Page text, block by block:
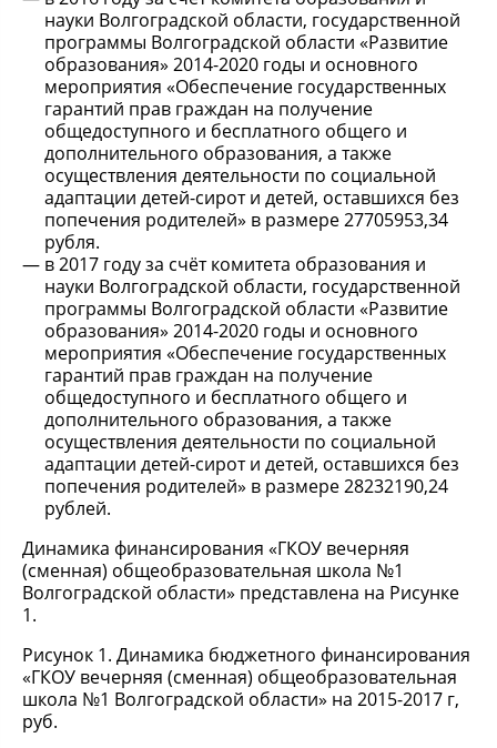
науки Волгоградской области, государственной
программы Волгоградской области «Развитие
образования» 2014-2020 годы и основного
мероприятия «Обеспечение государственных
гарантий прав граждан на получение
общедоступного и бесплатного общего и
дополнительного образования, а также
осуществления деятельности по социальной
адаптации детей-сирот и детей, оставшихся без
попечения родителей» в размере 27705953,34
рубля.
в 2017 году за счёт комитета образования и
науки Волгоградской области, государственной
программы Волгоградской области «Развитие
образования» 2014-2020 годы и основного
мероприятия «Обеспечение государственных
гарантий прав граждан на получение
общедоступного и бесплатного общего и
дополнительного образования, а также
осуществления деятельности по социальной
адаптации детей-сирот и детей, оставшихся без
попечения родителей» в размере 28232190,24
рублей.
Динамика финансирования «ГКОУ вечерняя
(сменная) общеобразовательная школа №1
Волгоградской области» представлена на Рисунке
1.
Рисунок 1. Динамика бюджетного финансирования
«ГКОУ вечерняя (сменная) общеобразовательная
школа №1 Волгоградской области» на 2015-2017 г,
руб.